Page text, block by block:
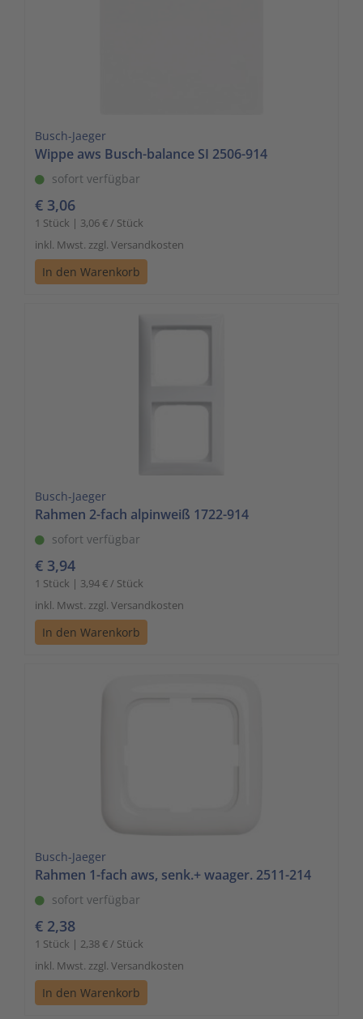
Busch-Jaeger
Wippe aws Busch-balance SI 2506-914
sofort verfügbar
€ 3,06
1 Stück | 3,06 € / Stück
inkl. Mwst. zzgl. Versandkosten
In den Warenkorb
Busch-Jaeger
Rahmen 2-fach alpinweiß 1722-914
sofort verfügbar
€ 3,94
1 Stück | 3,94 € / Stück
inkl. Mwst. zzgl. Versandkosten
In den Warenkorb
Busch-Jaeger
Rahmen 1-fach aws, senk.+ waager. 2511-214
sofort verfügbar
€ 2,38
1 Stück | 2,38 € / Stück
inkl. Mwst. zzgl. Versandkosten
In den Warenkorb